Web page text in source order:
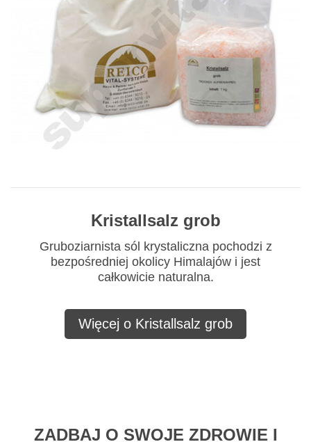
Kristallsalz grob
Gruboziarnista sól krystaliczna pochodzi z
bezpośredniej okolicy Himalajów i jest
całkowicie naturalna.
Więcej o Kristallsalz grob
ZADBAJ O SWOJE ZDROWIE I